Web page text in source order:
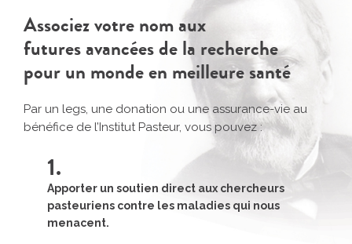
Associez votre nom aux
futures avancées de la recherche
pour un monde en meilleure santé
Par un legs, une donation ou une assurance-vie au
bénéfice de l’Institut Pasteur, vous pouvez :
1.
Apporter un soutien direct aux chercheurs
pasteuriens contre les maladies qui nous
menacent.